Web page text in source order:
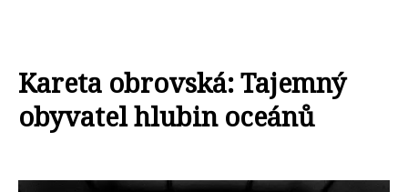
Kareta obrovská: Tajemný
obyvatel hlubin oceánů